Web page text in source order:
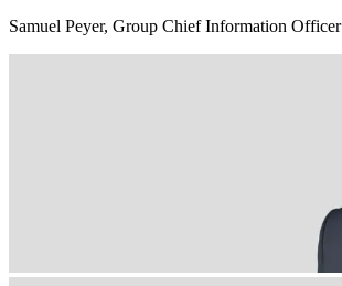
Samuel Peyer, Group Chief Information Officer